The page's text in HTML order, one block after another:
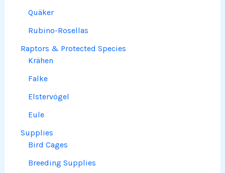
Quäker
Rubino-Rosellas
Raptors & Protected Species
Krähen
Falke
Elstervögel
Eule
Supplies
Bird Cages
Breeding Supplies